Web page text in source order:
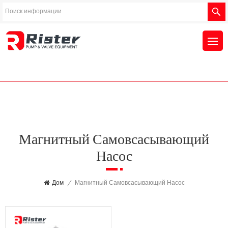
Магнитный Самовсасывающий
Насос
Дом / Магнитный Самовсасывающий Насос